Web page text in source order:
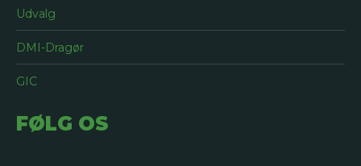
Udvalg
DMI-Dragør
GIC
FØLG OS